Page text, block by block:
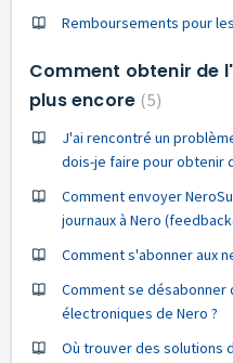
Remboursements pour
Comment obtenir de
plus encore 5
J'ai rencontré un
dois-je faire pour obtenir
Comment envoyer
journaux à Nero
Comment s'abonner aux
Comment se
électroniques de Nero ?
Où trouver des solutions